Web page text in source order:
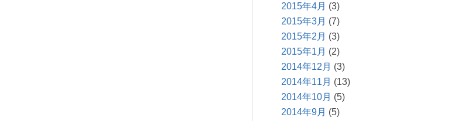
2015年4月 (3)
2015年3月 (7)
2015年2月 (3)
2015年1月 (2)
2014年12月 (3)
2014年11月 (13)
2014年10月 (5)
2014年9月 (5)